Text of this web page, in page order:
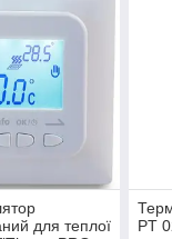
для теплої
PT